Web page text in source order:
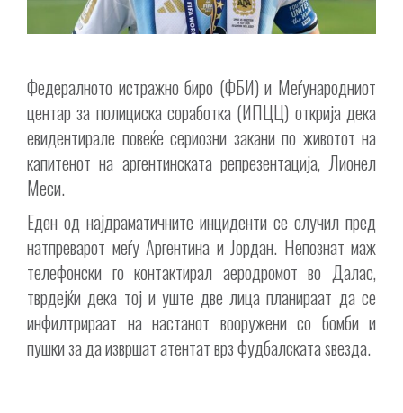
Федералното истражно биро (ФБИ) и Меѓународниот
центар за полициска соработка (ИПЦЦ) открија дека
евидентирале повеќе сериозни закани по животот на
капитенот на аргентинската репрезентација, Лионел
Меси.
Еден од најдраматичните инциденти се случил пред
натпреварот меѓу Аргентина и Јордан. Непознат маж
телефонски го контактирал аеродромот во Далас,
тврдејќи дека тој и уште две лица планираат да се
инфилтрираат на настанот вооружени со бомби и
пушки за да извршат атентат врз фудбалската ѕвезда.